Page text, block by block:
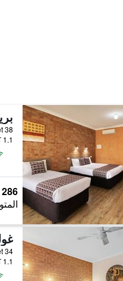
38 Meninya Street, موما, NSW, أستراليا
1.1 كيلومتر عن وسط المدينة
286 ﷼
34 Meninya Street, موما, NSW, أستراليا
1.1 كيلومتر عن وسط المدينة